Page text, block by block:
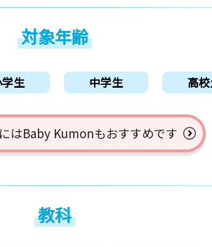
対象年齢
生 中学生 高
はBaby Kumonもおすすめです
教科